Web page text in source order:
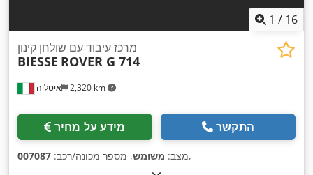
1 / 16
איטליה 2,320 km
מרכז עיבוד עם שולחן קינון
BIESSE ROVER G 714
מידע על מחיר התקשר
מצב: משומש, מספר מכונה/רכב: 007087 ,